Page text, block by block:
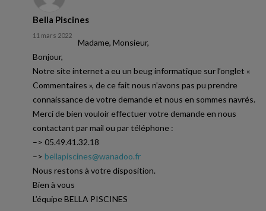
Bella Piscines
11 mars 2022
Madame, Monsieur,
Bonjour,
Notre site internet a eu un beug informatique sur l’onglet «
Commentaires », de ce fait nous n’avons pas pu prendre
connaissance de votre demande et nous en sommes navrés.
Merci de bien vouloir effectuer votre demande en nous
contactant par mail ou par téléphone :
–> 05.49.41.32.18
–> bellapiscines@wanadoo.fr
Nous restons à votre disposition.
Bien à vous
L’équipe BELLA PISCINES